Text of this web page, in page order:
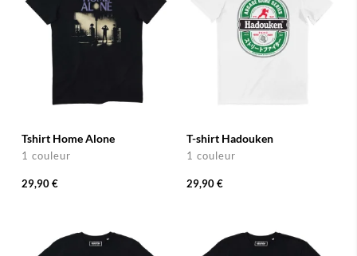
Tshirt Home Alone
1 couleur
29,90 €
T-shirt Hadouken
1 couleur
29,90 €